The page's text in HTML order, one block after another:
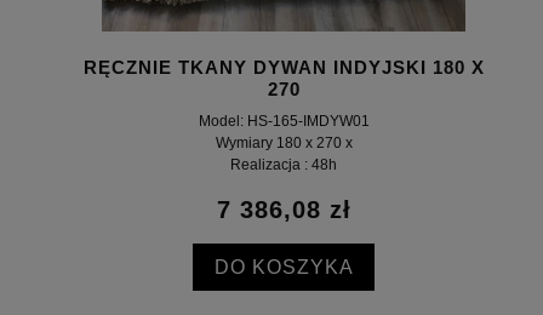
RĘCZNIE TKANY DYWAN INDYJSKI 180 X
270
Model: HS-165-IMDYW01
Wymiary 180 x 270 x
Realizacja : 48h
7 386,08 zł
DO KOSZYKA